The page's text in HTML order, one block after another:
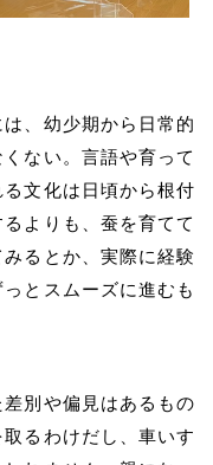
、幼少期から日常的
ない。言語や育って
文化は日頃から根付
よりも、蚕を育てて
るとか、実際に経験
とスムーズに進むも
差別や偏見はあるもの
るわけだし、車いす